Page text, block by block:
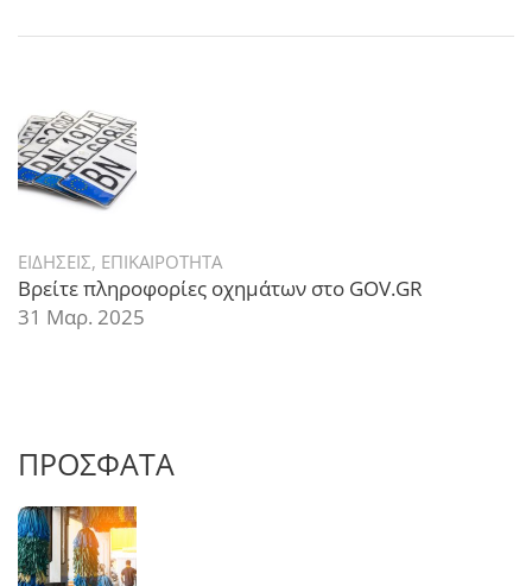
ΕΙΔΗΣΕΙΣ, ΕΠΙΚΑΙΡΟΤΗΤΑ
Βρείτε πληροφορίες οχημάτων στο GOV.GR
31 Μαρ. 2025
ΠΡΟΣΦΑΤΑ